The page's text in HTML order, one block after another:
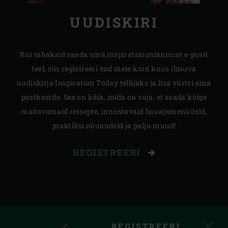
UUDISKIRI
Kui tahaksid saada oma inspiratsiooniannuse e-posti
teel, siis registreeri end meie kord kuus ilmuva
uudiskirja Inspiration Today tellijaks ja lisa vürtsi oma
postkastile. See on kõik, mida on vaja, et saada kõige
maitsvamaid retsepte, innustavaid hooajamenüüsid,
praktilisi nõuandeid ja palju muud!
REGISTREERI
REGISTREERI